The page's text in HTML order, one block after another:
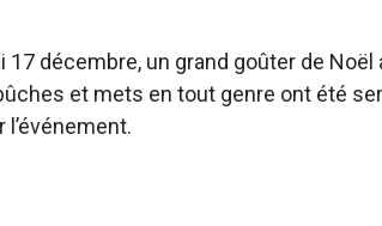
17 décembre, un grand goûter de
et mets en tout genre ont été
l’événement.